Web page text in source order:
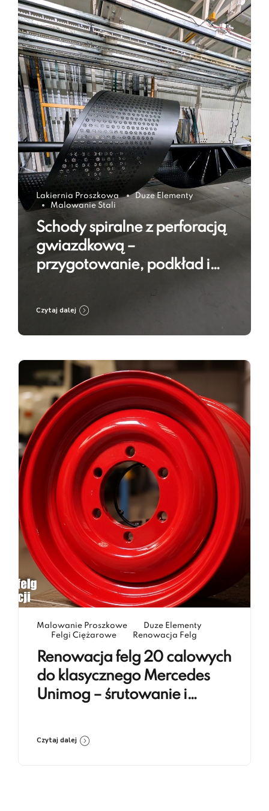
Lakiernia Proszkowa
Duze Elementy
Malowanie Stali
Schody spiralne z perforacją
gwiazdkową –
przygotowanie, podkład i
Czytaj dalej
Malowanie Proszkowe
Duze Elementy
Felgi Ciężarowe
Renowacja Felg
Renowacja felg 20 calowych
do klasycznego Mercedes
Unimog – śrutowanie i
Czytaj dalej